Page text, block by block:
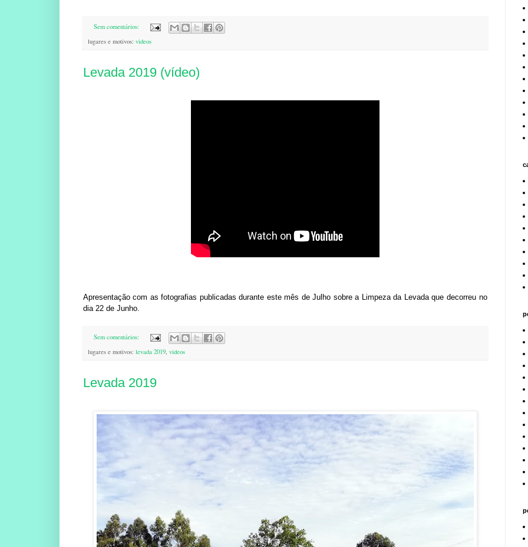
Sem comentários:
lugares e motivos: videos
Levada 2019 (vídeo)
Apresentação com as fotografias publicadas durante este mês de Julho sobre a Limpeza da Levada que decorreu no
dia 22 de Junho.
Sem comentários:
lugares e motivos: levada 2019, videos
Levada 2019